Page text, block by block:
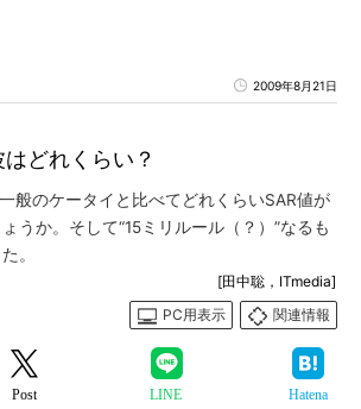
2009年8月21日
どれくらい？
般のケータイと比べてどれくらいSAR値が
うか。そして“15ミリルール（？）”なるも
。
[田中聡，ITmedia]
PC用表示
関連情報
Post LINE Hatena